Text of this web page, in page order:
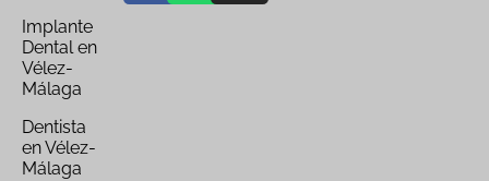
Implante
Dental en
Vélez-
Málaga
Dentista
en Vélez-
Málaga